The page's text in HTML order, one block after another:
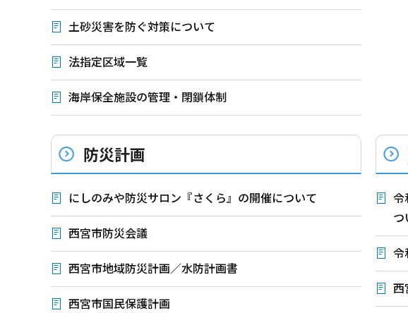
土砂災害を防ぐ対策について
法指定区域一覧
海岸保全施設の管理・閉鎖体制
防災計画
にしのみや防災サロン『さくら』の開催について
西宮市防災会議
西宮市地域防災計画／水防計画書
西宮市国民保護計画
令
つ
令
西